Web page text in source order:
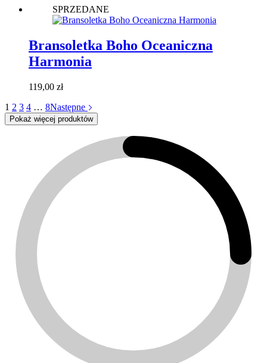
SPRZEDANE
Bransoletka Boho Oceaniczna
Harmonia
119,00 zł
1 2 3 4 … 8Następne
Pokaż więcej produktów